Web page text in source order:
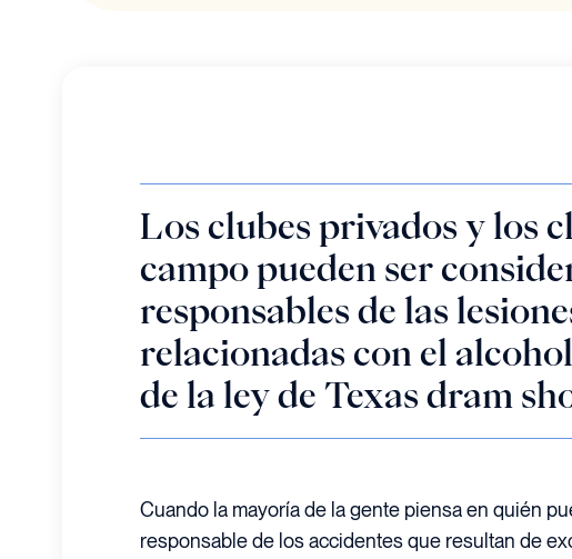
Los clubes privados y los
campo pueden ser
responsables de las
relacionadas con el
de la ley de Texas dram
Cuando la mayoría de la gente piensa en quién
responsable de los accidentes que resultan de